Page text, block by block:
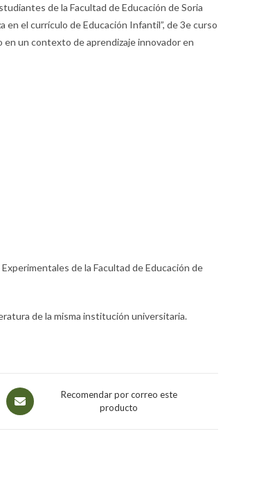
de la Facultad de Educación de Soria
en el currículo de Educación Infantil”, de 3e curso
un contexto de aprendizaje innovador en
de la Facultad de Educación de
de la misma institución universitaria.
Recomendar por correo este
producto